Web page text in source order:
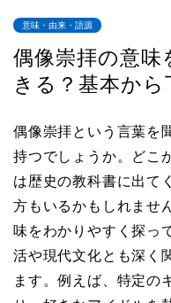
意味・由来・語源
偶像崇拝の意
きる？基本から
偶像崇拝という言葉を
持つでしょうか。どこ
は歴史の教科書に出て
方もいるかもしれませ
味をわかりやすく探っ
活や現代文化とも深く
ます。例えば、特定の